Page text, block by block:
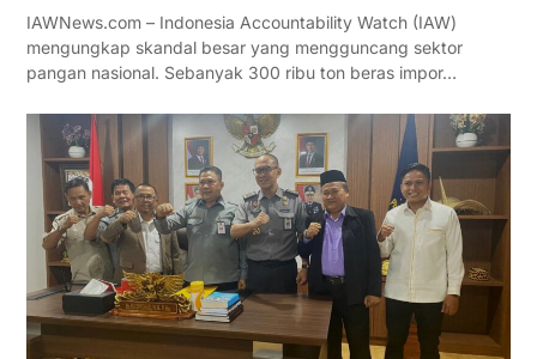
IAWNews.com – Indonesia Accountability Watch (IAW)
mengungkap skandal besar yang mengguncang sektor
pangan nasional. Sebanyak 300 ribu ton beras impor…